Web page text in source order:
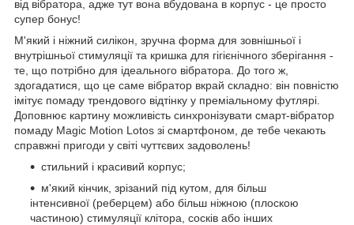
від вібратора, адже тут вона вбудована в корпус - це просто
супер бонус!
М'який і ніжний силікон, зручна форма для зовнішньої і
внутрішньої стимуляції та кришка для гігієнічного зберігання -
те, що потрібно для ідеального вібратора. До того ж,
здогадатися, що це саме вібратор вкрай складно: він повністю
імітує помаду трендового відтінку у преміальному футлярі.
Доповнює картину можливість синхронізувати смарт-вібратор
помаду Magic Motion Lotos зі смартфоном, де тебе чекають
справжні пригоди у світі чуттєвих задоволень!
стильний і красивий корпус;
м'який кінчик, зрізаний під кутом, для більш
інтенсивної (реберцем) або більш ніжною (плоскою
частиною) стимуляції клітора, сосків або інших